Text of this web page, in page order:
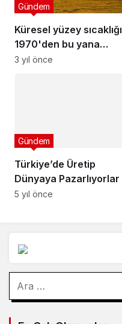
Küresel yüzey sıcaklığı
1970'den bu yana
daha hızlı yükseliyor
Gündem
3 yıl önce
5 yıl önce
En Çok Okunanlar